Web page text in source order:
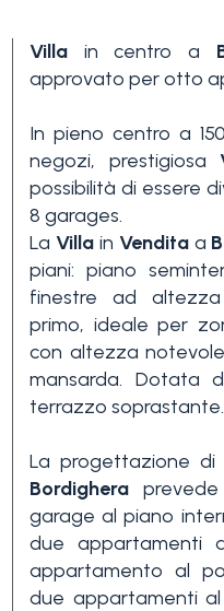
Villa in centro a
approvato per otto
In pieno centro a
negozi, prestigiosa
possibilità di essere
8 garages.
La Villa in Venditaa
piani: piano
finestre ad
primo, ideale per
con altezza
mansarda. Dotata
terrazzo soprastante.
La progettazione di
Bordighera
garage al piano
due appartamenti
appartamento al
due appartamenti
Prezzo
Camere
minime
Qualsiasi
2
3+